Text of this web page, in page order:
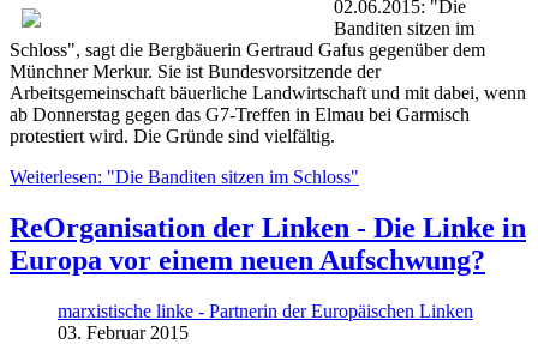
02.06.2015: "Die
Banditen sitzen im
Schloss", sagt die Bergbäuerin Gertraud Gafus gegenüber dem
Münchner Merkur. Sie ist Bundesvorsitzende der
Arbeitsgemeinschaft bäuerliche Landwirtschaft und mit dabei, wenn
ab Donnerstag gegen das G7-Treffen in Elmau bei Garmisch
protestiert wird. Die Gründe sind vielfältig.
Weiterlesen: "Die Banditen sitzen im Schloss"
ReOrganisation der Linken - Die Linke in
Europa vor einem neuen Aufschwung?
marxistische linke - Partnerin der Europäischen Linken
03. Februar 2015